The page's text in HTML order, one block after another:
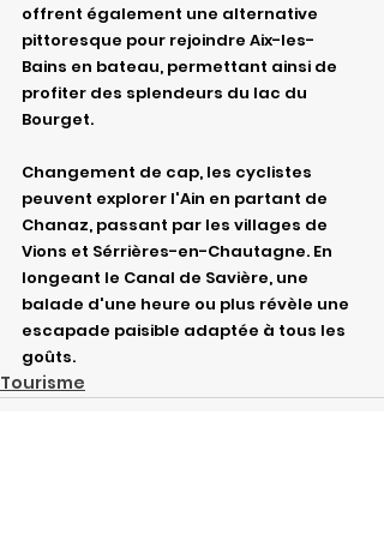
offrent également une alternative
pittoresque pour rejoindre Aix-les-
Bains en bateau, permettant ainsi de
profiter des splendeurs du lac du
Bourget.
Changement de cap, les cyclistes
peuvent explorer l'Ain en partant de
Chanaz, passant par les villages de
Vions et Sérrières-en-Chautagne. En
longeant le Canal de Savière, une
balade d'une heure ou plus révèle une
escapade paisible adaptée à tous les
goûts.
Tourisme